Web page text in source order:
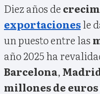
Diez años de
exportacionesle
un puesto entre las
año 2025 ha
Barcelona,
millones de euros